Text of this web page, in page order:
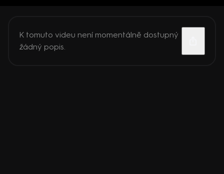
K tomuto videu není momentálně dostupný
žádný popis.